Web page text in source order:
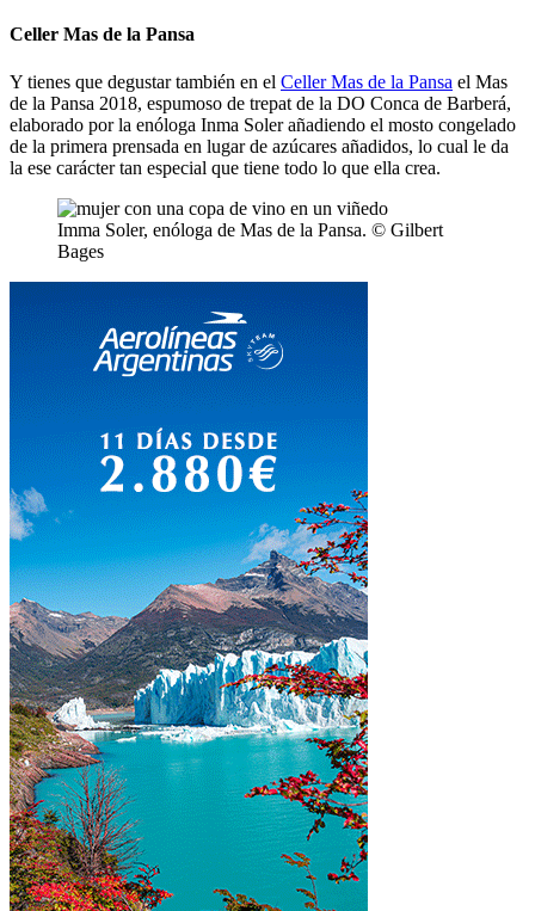
Celler Mas de la Pansa
Y tienes que degustar también en el Celler Mas de la Pansa el Mas
de la Pansa 2018, espumoso de trepat de la DO Conca de Barberá,
elaborado por la enóloga Inma Soler añadiendo el mosto congelado
de la primera prensada en lugar de azúcares añadidos, lo cual le da
la ese carácter tan especial que tiene todo lo que ella crea.
Imma Soler, enóloga de Mas de la Pansa. © Gilbert
Bages